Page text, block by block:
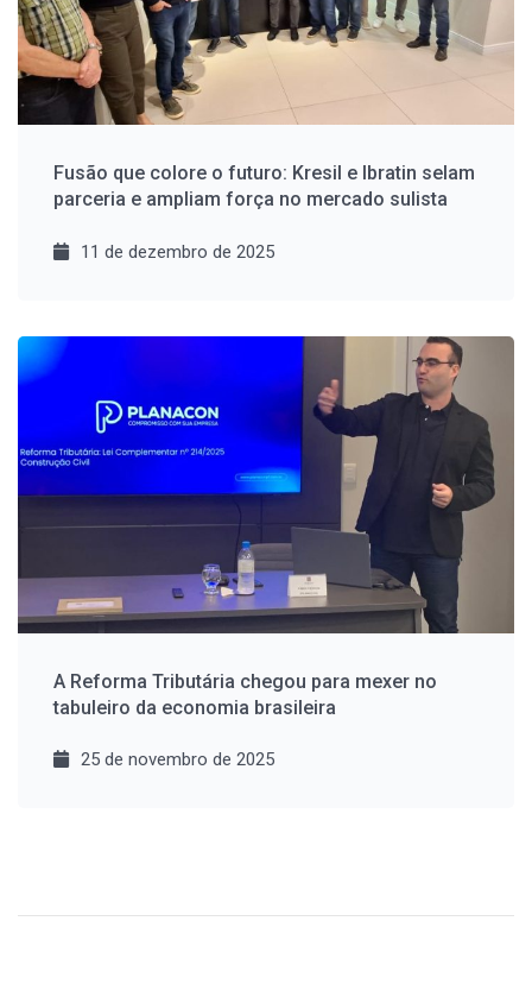
Fusão que colore o futuro: Kresil e Ibratin selam
parceria e ampliam força no mercado sulista
11 de dezembro de 2025
A Reforma Tributária chegou para mexer no
tabuleiro da economia brasileira
25 de novembro de 2025